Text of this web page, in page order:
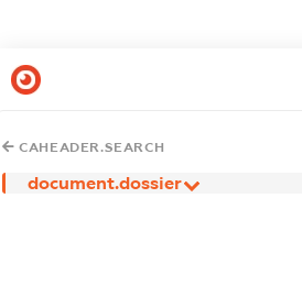
CAHEADER.SEARCH
document.dossier